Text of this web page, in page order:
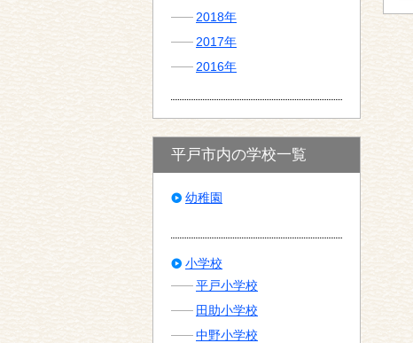
2018年
2017年
2016年
平戸市内の学校一覧
幼稚園
小学校
平戸小学校
田助小学校
中野小学校